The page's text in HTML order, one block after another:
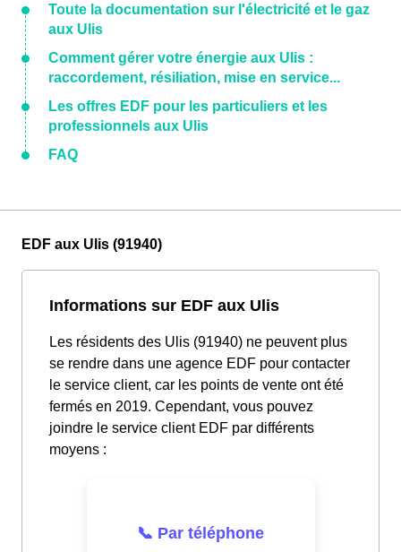
Toute la documentation sur l'électricité et le gaz
aux Ulis
Comment gérer votre énergie aux Ulis :
raccordement, résiliation, mise en service...
Les offres EDF pour les particuliers et les
professionnels aux Ulis
FAQ
EDF aux Ulis (91940)
Informations sur EDF aux Ulis
Les résidents des Ulis (91940) ne peuvent plus
se rendre dans une agence EDF pour contacter
le service client, car les points de vente ont été
fermés en 2019. Cependant, vous pouvez
joindre le service client EDF par différents
moyens :
📞 Par téléphone